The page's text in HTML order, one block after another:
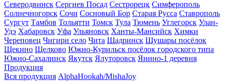
Северодвинск Сергиев Посад Сестрорецк Симферополь
Солнечногорск Сочи Сосновый Бор Старая Русса Ставрополь
Сургут Тамбов Тольятти Томск Тула Тюмень Углегорск Улан-
Удэ Хабаровск Уфа Ульяновск Ханты-Мансийск Химки
Череповец Чигири село Чита Шадринск Шушары посёлок
Щекино Щелково Южно-Курильск посёлок городского типа
Южно-Сахалинск Якутск Ялуторовск Янино-1 деревня
Продукция
Вся продукция AlphaHookah/MishaJoy